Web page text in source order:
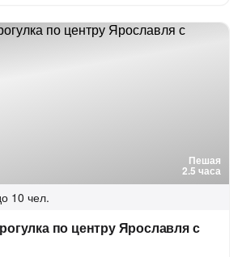
Пешая
2.5 часа
10 чел.
по центру Ярославля с